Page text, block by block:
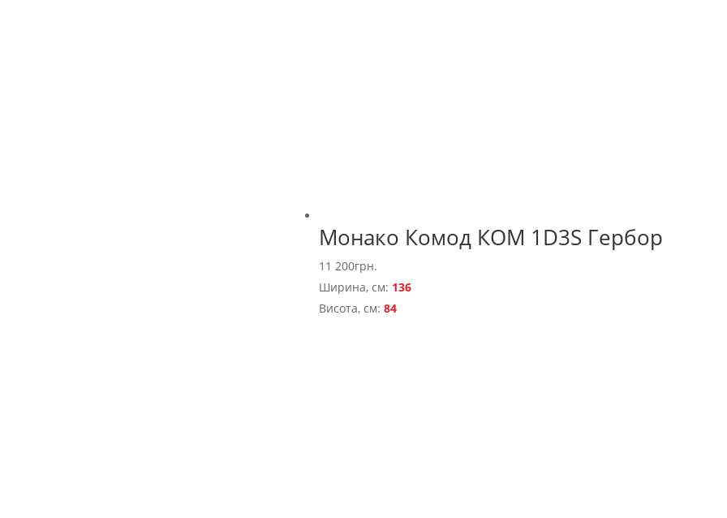
Монако Комод КОМ 1D3S Гербор
11 200грн.
Ширина, см: 136
Висота, см: 84